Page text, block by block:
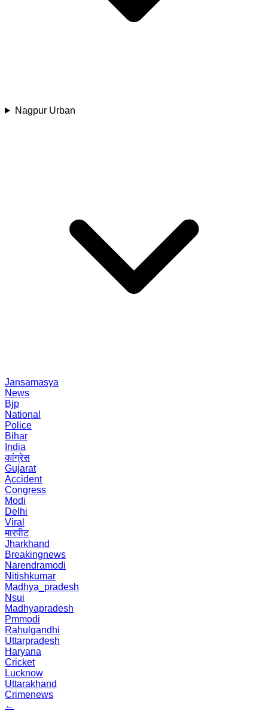
Nagpur Urban
Jansamasya
News
Bjp
National
Police
Bihar
India
कांग्रेस
Gujarat
Accident
Congress
Modi
Delhi
Viral
मारपीट
Jharkhand
Breakingnews
Narendramodi
Nitishkumar
Madhya_pradesh
Nsui
Madhyapradesh
Pmmodi
Rahulgandhi
Uttarpradesh
Haryana
Cricket
Lucknow
Uttarakhand
Crimenews
←